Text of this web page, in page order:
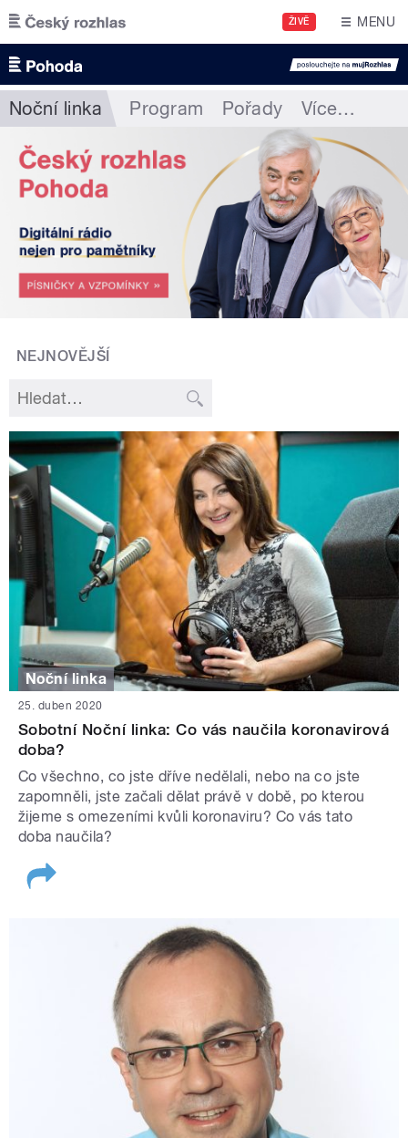
Přejít k hlavnímu obsahu
ŽIVĚ MENU
Noční linka Program Pořady Více…
NEJNOVĚJŠÍ
Noční linka
25. duben 2020
Sobotní Noční linka: Co vás naučila koronavirová
doba?
Co všechno, co jste dříve nedělali, nebo na co jste
zapomněli, jste začali dělat právě v době, po kterou
žijeme s omezeními kvůli koronaviru? Co vás tato
doba naučila?